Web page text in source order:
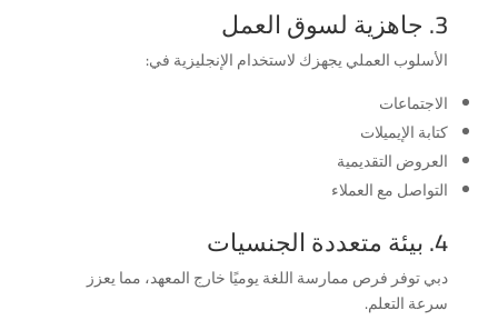
3. جاهزية لسوق العمل
الأسلوب العملي يجهزك لاستخدام الإنجليزية في:
الاجتماعات
كتابة الإيميلات
العروض التقديمية
التواصل مع العملاء
4. بيئة متعددة الجنسيات
دبي توفر فرص ممارسة اللغة يوميًا خارج المعهد، مما يعزز
سرعة التعلم.